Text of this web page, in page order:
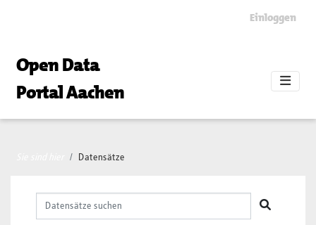
Einloggen
Open Data
Portal Aachen
Datensätze